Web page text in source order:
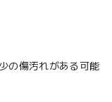
の傷汚れがある可能